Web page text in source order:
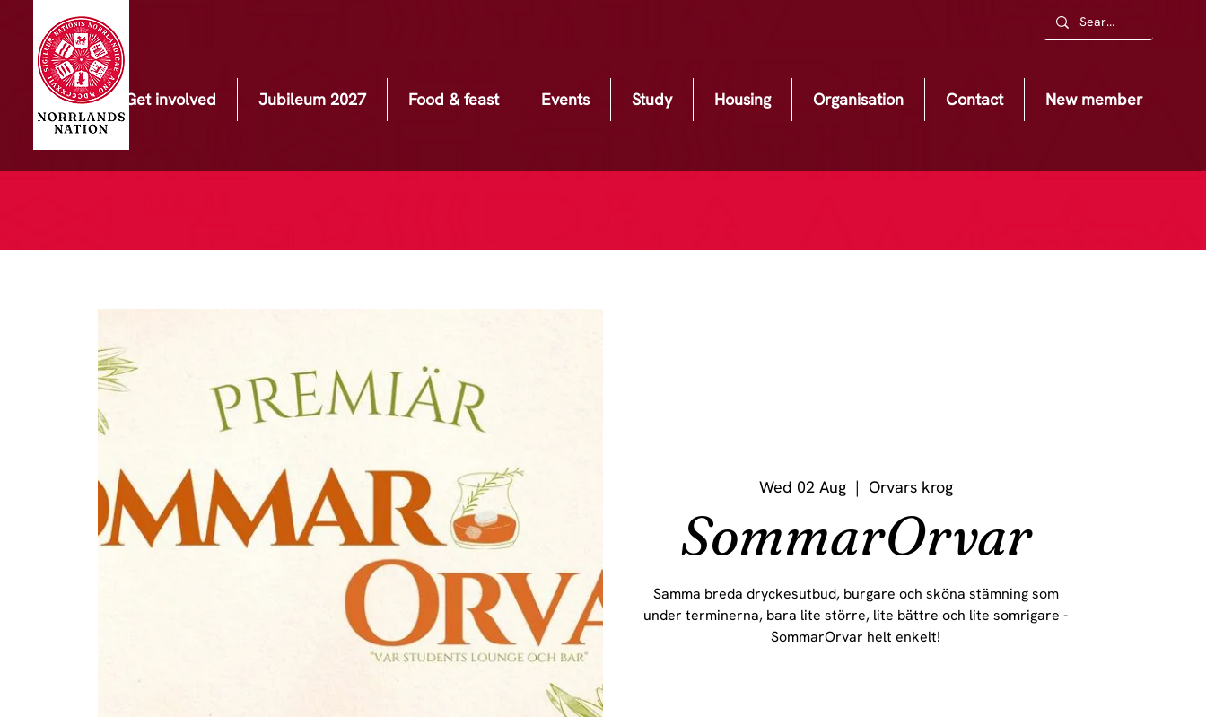
Get involved Jubileum 2027 Food & feast Events Study Housing Organisation Contact New member
Wed 02 Aug
  |
Orvars krog
SommarOrvar
Samma breda dryckesutbud, burgare och sköna stämning som
under terminerna, bara lite större, lite bättre och lite somrigare -
SommarOrvar helt enkelt!